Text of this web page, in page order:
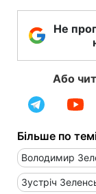
Не
Або
Більше по
Володимир
Зустріч